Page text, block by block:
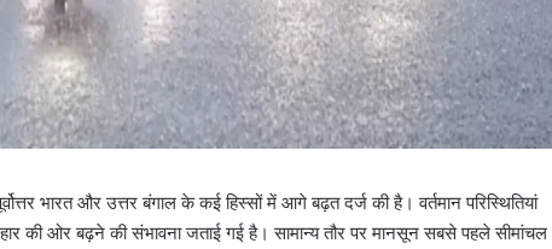
भारत और उत्तर बंगाल के कई हिस्सों में आगे बढ़त दर्ज की है। वर्तमान परिस्थितियां
की ओर बढ़ने की संभावना जताई गई है। सामान्य तौर पर मानसून सबसे पहले सीमांचल